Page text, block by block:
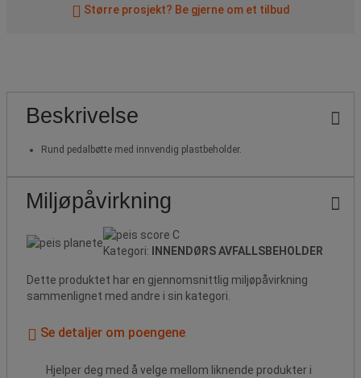
Større prosjekt? Be gjerne om et tilbud
Beskrivelse
Rund pedalbøtte med innvendig plastbeholder.
Miljøpåvirkning
Kategori: INNENDØRS AVFALLSBEHOLDER
Dette produktet har en gjennomsnittlig miljøpåvirkning
sammenlignet med andre i sin kategori.
Se detaljer om poengene
Hjelper deg med å velge mellom liknende produkter i